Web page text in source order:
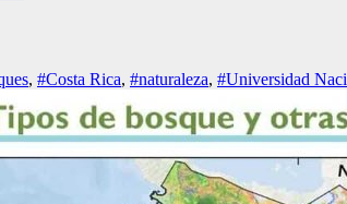
, #Costa Rica, #naturaleza, #Universidad